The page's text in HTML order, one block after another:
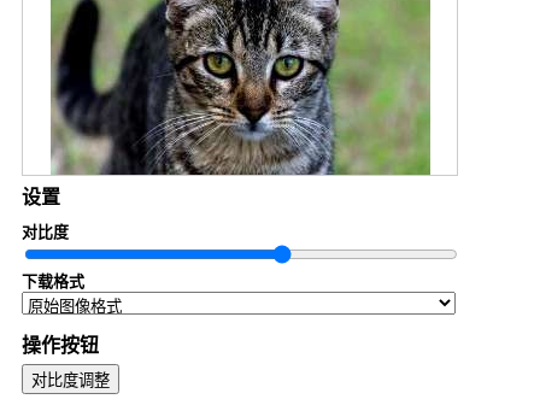
设置
对比度
下载格式
操作按钮
对比度调整